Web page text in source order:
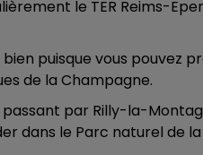
le TER Reims-
puisque vous pouvez
de la Champagne.
par Rilly-la-
dans le Parc naturel de